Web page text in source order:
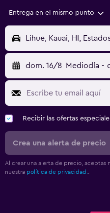
Entrega en el mismo punto
Lihue, Kauai, HI,
dom. 16/8 Mediodía -
Recibir las ofertas
Crea una alerta de precio
Al crear una alerta de precio, aceptas
nuestra política de privacidad..